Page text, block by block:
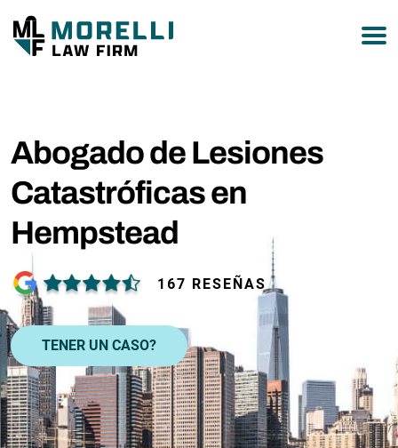
Abogado de Lesiones
Catastróficas en
Hempstead
167 RESEÑAS
TENER UN CASO?